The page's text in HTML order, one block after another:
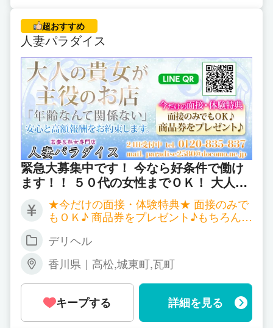
これからも急速なペースで展開していく上で、正直
全く送迎スタッフや店長候補が足りておりません。
私たちが笑顔で成長し続けられるのは、スタッフ、
女の子達の一生懸命さと努力の集大成に他なりませ
ん。当店はあなたの高収入と、よりよい未来を実現
するための環境をご用意しております。
あなたの努力とやる気次第でいくらでも高収入を稼
いでいただき、輝く未来も実現可能だといいうこと
です。笑顔で成長し続けられる会社です☆
超おすすめ
人妻パラダイス
緊急大募集中です！ 今なら好条件で働け
ます！！ ５０代の女性までＯＫ！ 大人の
貴女が主役のお店です
★今だけの面接・体験特典★ 面接のみで
もＯＫ♪ 商品券をプレゼント♪もちろん交
完全個室部屋完備。 即入居可の家電製品
一式が揃った寮あり 指名ボーナス制度あ
り（詳しくはお問合せくださいませ） ※
日給７万円以上可能！！ ※月収８０万円
以上可能！ （指名オプション料は全額支
給致します。） お給料で悩まれてる方い
ましたらお気軽にご相談くださいませ。
デリヘル
香川県｜高松,城東町,瓦町
キープする 詳細を見る